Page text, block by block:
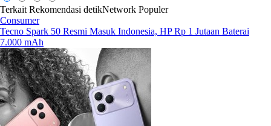
Terkait Rekomendasi detikNetwork Populer
Consumer
Tecno Spark 50 Resmi Masuk Indonesia, HP Rp 1 Jutaan Baterai
7.000 mAh